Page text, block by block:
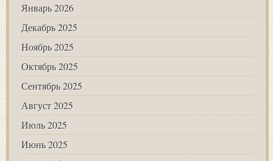
Январь 2026
Декабрь 2025
Ноябрь 2025
Октябрь 2025
Сентябрь 2025
Август 2025
Июль 2025
Июнь 2025